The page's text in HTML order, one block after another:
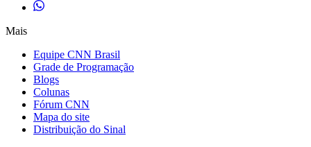
Mais
Equipe CNN Brasil
Grade de Programação
Blogs
Colunas
Fórum CNN
Mapa do site
Distribuição do Sinal